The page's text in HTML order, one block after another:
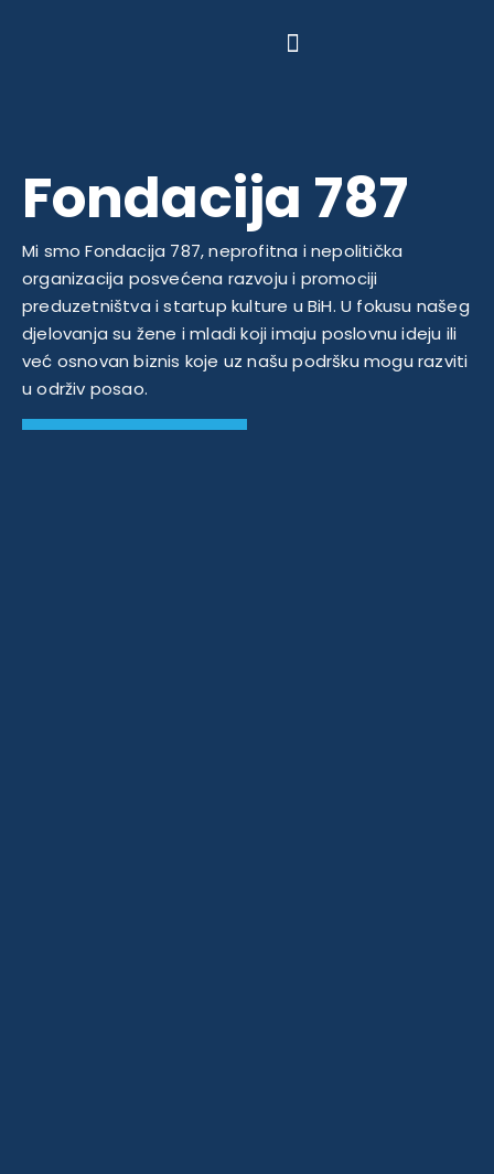
Fondacija 787
Mi smo Fondacija 787, neprofitna i nepolitička
organizacija posvećena razvoju i promociji
preduzetništva i startup kulture u BiH. U fokusu našeg
djelovanja su žene i mladi koji imaju poslovnu ideju ili
već osnovan biznis koje uz našu podršku mogu razviti
u održiv posao.